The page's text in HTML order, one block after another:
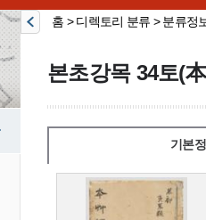
홈 > 디렉토리 분류 > 분류정
본초강목 34토(
기본